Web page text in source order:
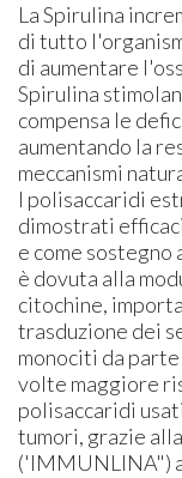
La Spirulina
di tutto
di aumentare
Spirulina
compensa le
aumentando la
meccanismi
I polisaccaridi
dimostrati
e come
è dovuta alla
citochine,
trasduzione dei
monociti da
volte maggiore
polisaccaridi
tumori, grazie
('IMMUNLINA")